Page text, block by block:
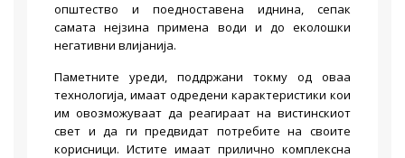
општество и поедноставена иднина, сепак
самата нејзина примена води и до еколошки
негативни влијанија.
Паметните уреди, поддржани токму од оваа
технологија, имаат одредени карактеристики кои
им овозможуваат да реагираат на вистинскиот
свет и да ги предвидат потребите на своите
корисници. Истите имаат прилично комплексна